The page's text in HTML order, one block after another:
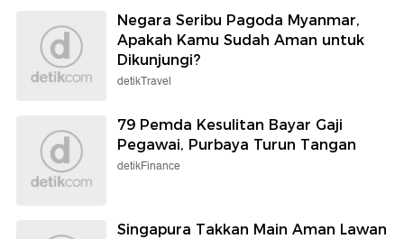
Negara Seribu Pagoda Myanmar,
Apakah Kamu Sudah Aman untuk
Dikunjungi?
detikTravel
79 Pemda Kesulitan Bayar Gaji
Pegawai, Purbaya Turun Tangan
detikFinance
Singapura Takkan Main Aman Lawan